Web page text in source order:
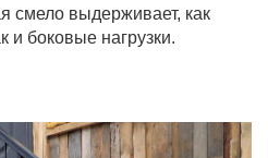
смело выдерживает, как
и боковые нагрузки.